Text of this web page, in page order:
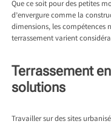
Que ce soit pour des petites
d’envergure comme la
dimensions, les compétences
terrassement varient
Terrassement
solutions
Travailler sur des sites